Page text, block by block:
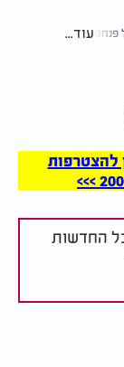
עוד...
להצטרפות
החדשות